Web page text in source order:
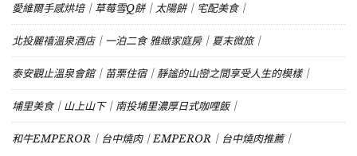
愛維爾手感烘培｜草莓雪Q餅｜太陽餅｜宅配美食｜
北投麗禧溫泉酒店｜一泊二食 雅緻家庭房｜夏末微旅｜
泰安觀止溫泉會館｜苗栗住宿｜靜謐的山巒之間享受人生的模樣｜
埔里美食｜山上山下｜南投埔里濃厚日式咖哩飯｜
和牛EMPEROR｜台中燒肉｜EMPEROR｜台中燒肉推薦｜